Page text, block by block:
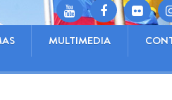
MULTIMEDIA